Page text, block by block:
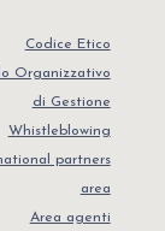
Codice Etico
Organizzativo
di Gestione
Whistleblowing
partners
area
Area agenti